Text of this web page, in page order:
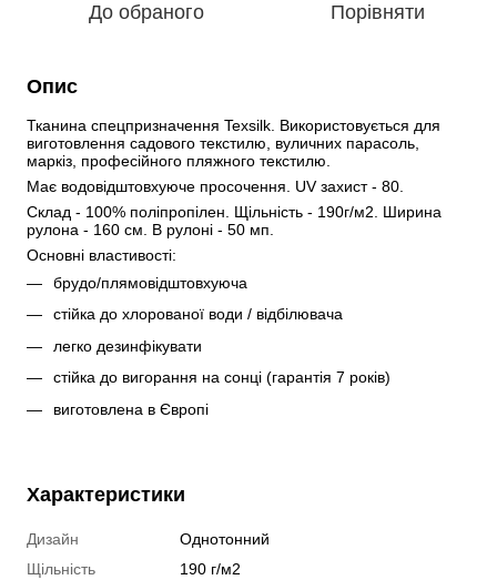
До обраного Порівняти
Опис
Тканина спецпризначення Texsilk. Використовується для
виготовлення садового текстилю, вуличних парасоль,
маркіз, професійного пляжного текстилю.
Має водовідштовхуюче просочення. UV захист - 80.
Склад - 100% поліпропілен. Щільність - 190г/м2. Ширина
рулона - 160 см. В рулоні - 50 мп.
Основні властивості:
брудо/плямовідштовхуюча
стійка до хлорованої води / відбілювача
легко дезинфікувати
стійка до вигорання на сонці (гарантія 7 років)
виготовлена в Європі
Характеристики
Дизайн
Однотонний
Щільність
190 г/м2